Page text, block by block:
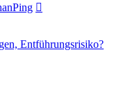
Entführungsrisiko?